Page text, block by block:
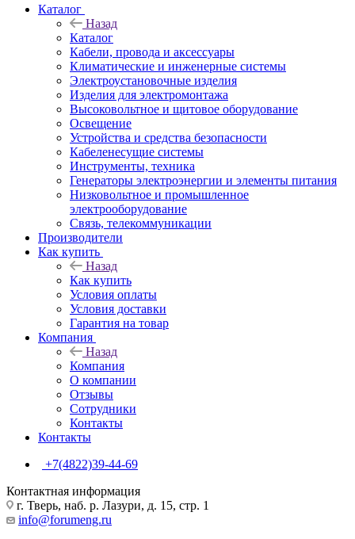
Каталог
Назад
Каталог
Кабели, провода и аксессуары
Климатические и инженерные системы
Электроустановочные изделия
Изделия для электромонтажа
Высоковольтное и щитовое оборудование
Освещение
Устройства и средства безопасности
Кабеленесущие системы
Инструменты, техника
Генераторы электроэнергии и элементы питания
Низковольтное и промышленное
электрооборудование
Связь, телекоммуникации
Производители
Как купить
Назад
Как купить
Условия оплаты
Условия доставки
Гарантия на товар
Компания
Назад
Компания
О компании
Отзывы
Сотрудники
Контакты
Контакты
+7(4822)39-44-69
Контактная информация
г. Тверь, наб. р. Лазури, д. 15, стр. 1
info@forumeng.ru